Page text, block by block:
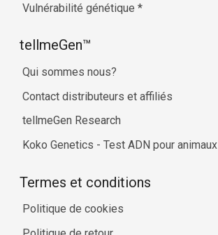
Vulnérabilité génétique *
tellmeGen™
Qui sommes nous?
Contact distributeurs et affiliés
tellmeGen Research
Koko Genetics - Test ADN pour
Termes et conditions
Politique de cookies